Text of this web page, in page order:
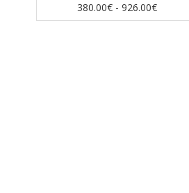
380.00€ - 926.00€